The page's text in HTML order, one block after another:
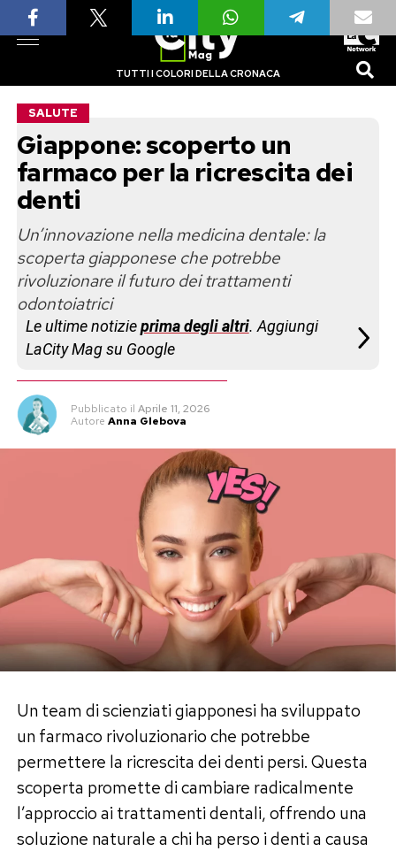
TUTTI I COLORI DELLA CRONACA
SALUTE
Giappone: scoperto un
farmaco per la ricrescita dei
denti
Un’innovazione nella medicina dentale: la
scoperta giapponese che potrebbe
rivoluzionare il futuro dei trattamenti
odontoiatrici
Le ultime notizieprima degli altri. Aggiungi
LaCity Mag su Google
Pubblicato il Aprile 11, 2026
Autore Anna Glebova
Un team di scienziati giapponesi ha sviluppato
un farmaco rivoluzionario che potrebbe
permettere la ricrescita dei denti persi. Questa
scoperta promette di cambiare radicalmente
l’approccio ai trattamenti dentali, offrendo una
soluzione naturale a chi ha perso i denti a causa